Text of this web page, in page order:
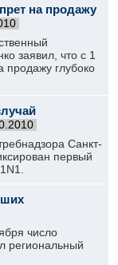
на продажу
заявил, что с 1
продажу глубоко
Санкт-
первый
число
региональный